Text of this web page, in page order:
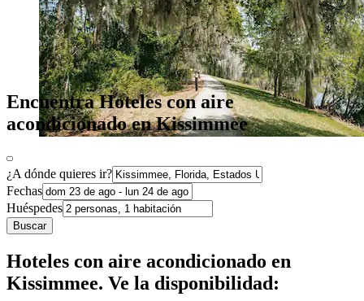
Encuentra Hoteles con aire
acondicionado en Kissimmee
¿A dónde quieres ir?
Fechas
Huéspedes
Buscar
Hoteles con aire acondicionado en
Kissimmee. Ve la disponibilidad: